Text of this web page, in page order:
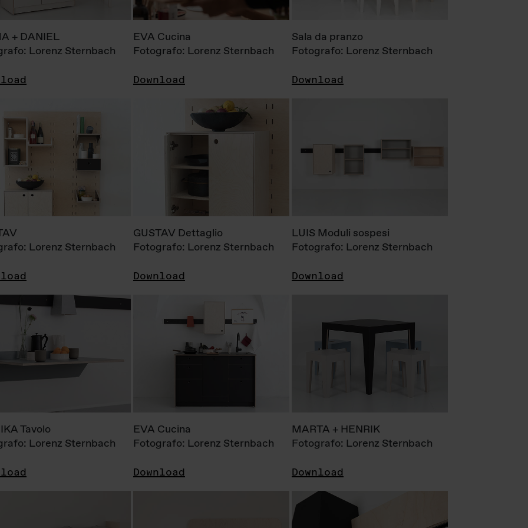
+ DANIEL
Lorenz Sternbach
EVA Cucina
Fotografo: Lorenz Sternbach
Download
Sala da pranzo
Fotografo: Lorenz Sternbach
Download
Lorenz Sternbach
GUSTAV Dettaglio
Fotografo: Lorenz Sternbach
Download
LUIS Moduli sospesi
Fotografo: Lorenz Sternbach
Download
Tavolo
Lorenz Sternbach
EVA Cucina
Fotografo: Lorenz Sternbach
Download
MARTA + HENRIK
Fotografo: Lorenz Sternbach
Download